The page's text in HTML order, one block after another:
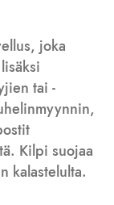
joka
lisäksi
tai -
Kilpi suojaa
kalastelulta.